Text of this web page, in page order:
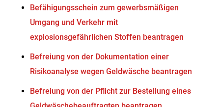
Befähigungsschein zum gewerbsmäßigen
Umgang und Verkehr mit
explosionsgefährlichen Stoffen beantragen
Befreiung von der Dokumentation einer
Risikoanalyse wegen Geldwäsche beantragen
Befreiung von der Pflicht zur Bestellung eines